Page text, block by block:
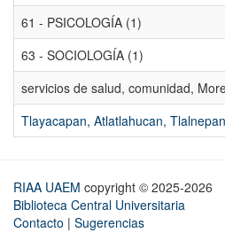
61 - PSICOLOGÍA (1)
63 - SOCIOLOGÍA (1)
servicios de salud, comunidad,
Tlayacapan, Atlatlahucan,
RIAA UAEM copyright © 2025-2026
Biblioteca Central Universitaria
Contacto | Sugerencias